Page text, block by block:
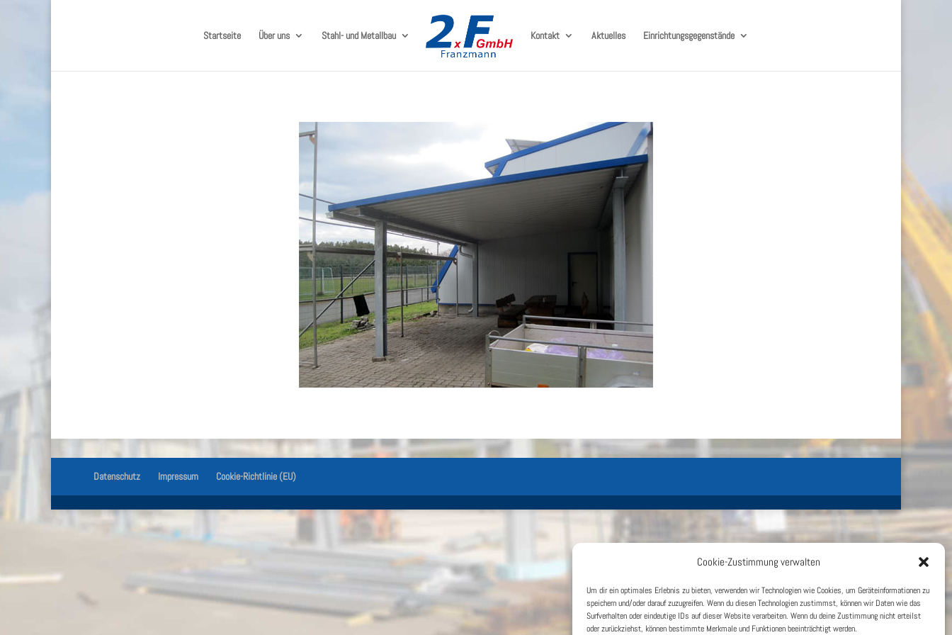
Cookie-Zustimmung verwalten
Um dir ein optimales Erlebnis zu bieten, verwenden wir Technologien wie Cookies, um Geräteinformationen zu
speichern und/oder darauf zuzugreifen. Wenn du diesen Technologien zustimmst, können wir Daten wie das
Surfverhalten oder eindeutige IDs auf dieser Website verarbeiten. Wenn du deine Zustimmung nicht erteilst
oder zurückziehst, können bestimmte Merkmale und Funktionen beeinträchtigt werden.
Startseite Über uns Stahl- und Metallbau Kontakt Aktuelles Einrichtungsgegenstände
Datenschutz Impressum Cookie-Richtlinie (EU)